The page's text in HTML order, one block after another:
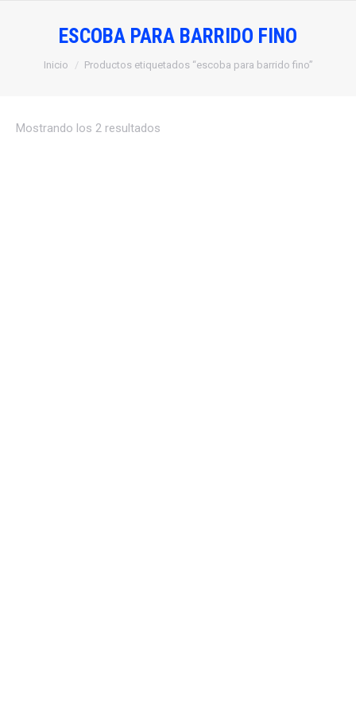
ESCOBA PARA BARRIDO FINO
Estás aquí:
Inicio Productos etiquetados “escoba para barrido fino”
Mostrando los 2 resultados